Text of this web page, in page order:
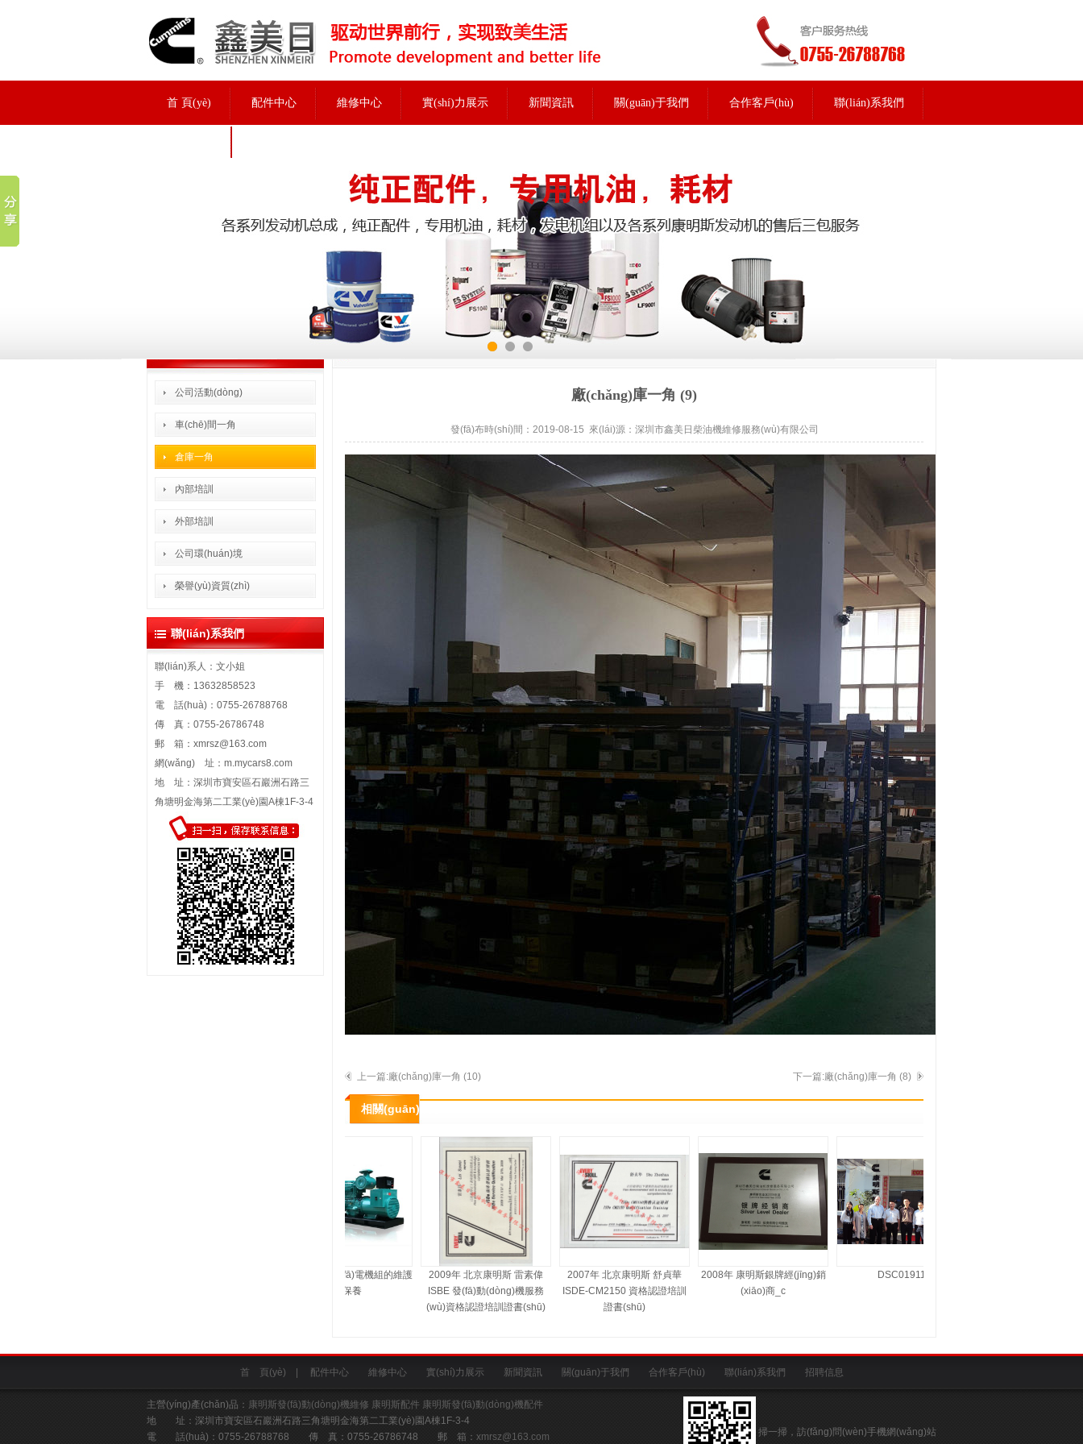
首 頁(yè) 配件中心 維修中心 實(shí)力展示 新聞資訊 關(guān)于我們 合作客戶(hù) 聯(lián)系我們
公司活動(dòng)
車(chē)間一角
倉庫一角
內部培訓
外部培訓
公司環(huán)境
榮譽(yù)資質(zhì)
聯(lián)系我們
聯(lián)系人：文小姐
手 機：13632858523
電 話(huà)：0755-26788768
傳 真：0755-26786748
郵 箱： xmrsz@163.com
網(wǎng) 址： m.mycars8.com
地 址：深圳市寶安區石巖洲石路三
角塘明金海第二工業(yè)園A棟1F-3-4
實(shí)力展示> 倉庫一角
廠(chǎng)庫一角 (9)
發(fā)布時(shí)間：2019-08-15 來(lái)源： 深圳市鑫美日柴油機維修服務(wù)有限公司
上一篇:廠(chǎng)庫一角 (10) 下一篇:廠(chǎng)庫一角 (8)
相關(guān)展示
康明斯柴油發(fā)電機組的維護
與保養
2009年 北京康明斯 雷素偉
ISBE 發(fā)動(dòng)機服務
(wù)資格認證培訓證書(shū)
2007年 北京康明斯 舒貞華
ISDE-CM2150 資格認證培訓
證書(shū)
2008年 康明斯銀牌經(jīng)銷
(xiāo)商_c
DSC01911
首 頁(yè) 配件中心 維修中心 實(shí)力展示 新聞資訊 關(guān)于我們 合作客戶(hù) 聯(lián)系我們 招聘信息
掃一掃，訪(fǎng)問(wèn)手機網(wǎng)站
主營(yíng)產(chǎn)品： 康明斯發(fā)動(dòng)機維修 康明斯配件 康明斯發(fā)動(dòng)機配件
地 址：深圳市寶安區石巖洲石路三角塘明金海第二工業(yè)園A棟1F-3-4
電 話(huà)：0755-26788768 傳 真：0755-26786748 郵 箱： xmrsz@163.com